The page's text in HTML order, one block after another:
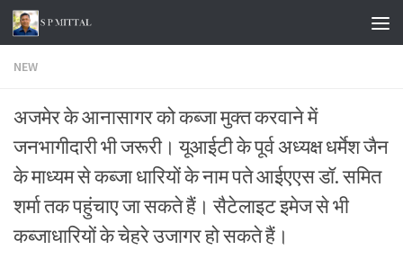
Skip to content
NEW
अजमेर के आनासागर को कब्जा मुक्त करवाने में
जनभागीदारी भी जरूरी। यूआईटी के पूर्व अध्यक्ष धर्मेश जैन
के माध्यम से कब्जा धारियों के नाम पते आईएएस डॉ. समित
शर्मा तक पहुंचाए जा सकते हैं। सैटेलाइट इमेज से भी
कब्जाधारियों के चेहरे उजागर हो सकते हैं।